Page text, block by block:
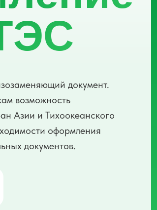
документ.
возможность
Азии и Тихоокеанского
оформления
документов.